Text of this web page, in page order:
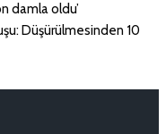
damla oldu’
Düşürülmesinden 10